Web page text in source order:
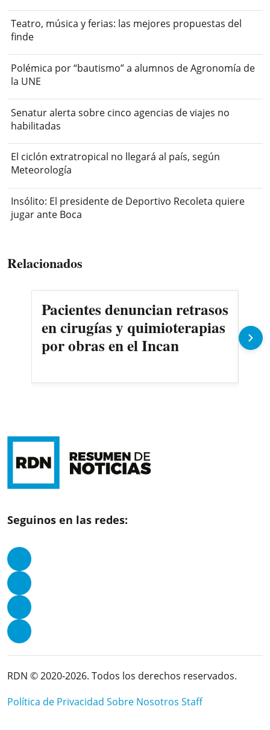
Teatro, música y ferias: las mejores propuestas del
finde
Polémica por “bautismo” a alumnos de Agronomía de
la UNE
Senatur alerta sobre cinco agencias de viajes no
habilitadas
El ciclón extratropical no llegará al país, según
Meteorología
Insólito: El presidente de Deportivo Recoleta quiere
jugar ante Boca
Relacionados
Pacientes denuncian retrasos
en cirugías y quimioterapias
por obras en el Incan
Seguinos en las redes:
RDN © 2020-2026. Todos los derechos reservados.
Política de Privacidad Sobre Nosotros Staff